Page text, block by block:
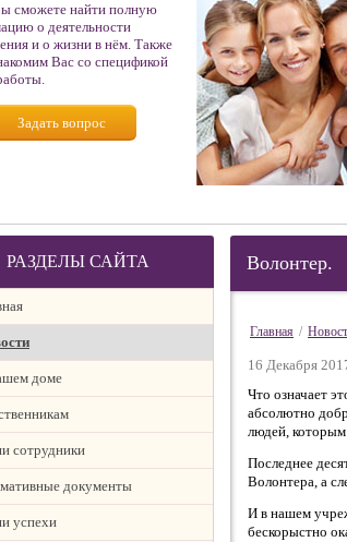
сможете найти полную
о деятельности
и о жизни в нём. Также
Вас со спецификой
Задать вопрос
РАЗДЕЛЫ САЙТА
доме
сотрудники
документы
успехи
Волонтер.
Главная /
16 Декабря
Что означает
абсолютно
людей,
Последнее
Волонтера, а
И в нашем
бескорыстно